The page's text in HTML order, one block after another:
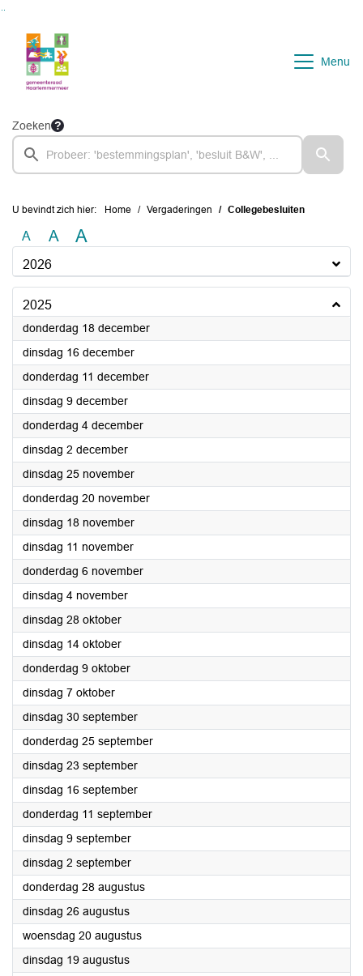
Menu
Zoeken
U bevindt zich hier: Home Vergaderingen Collegebesluiten
A A A
2026
2025
donderdag 18 december2025
dinsdag 16 december2025
donderdag 11 december2025
dinsdag 9 december2025
donderdag 4 december2025
dinsdag 2 december2025
dinsdag 25 november2025
donderdag 20 november2025
dinsdag 18 november2025
dinsdag 11 november2025
donderdag 6 november2025
dinsdag 4 november2025
dinsdag 28 oktober2025
dinsdag 14 oktober2025
donderdag 9 oktober2025
dinsdag 7 oktober2025
dinsdag 30 september2025
donderdag 25 september2025
dinsdag 23 september2025
dinsdag 16 september2025
donderdag 11 september2025
dinsdag 9 september2025
dinsdag 2 september2025
donderdag 28 augustus2025
dinsdag 26 augustus2025
woensdag 20 augustus2025
dinsdag 19 augustus2025